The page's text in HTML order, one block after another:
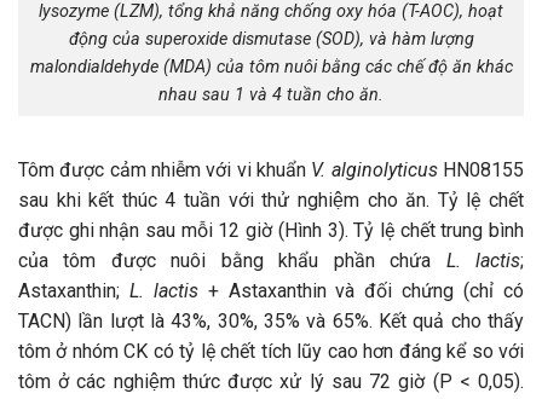
lysozyme (LZM), tổng khả năng chống oxy hóa (T-AOC), hoạt
động của superoxide dismutase (SOD), và hàm lượng
malondialdehyde (MDA) của tôm nuôi bằng các chế độ ăn khác
nhau sau 1 và 4 tuần cho ăn.
Tôm được cảm nhiễm với vi khuẩn V. alginolyticusHN08155
sau khi kết thúc 4 tuần với thử nghiệm cho ăn. Tỷ lệ chết
được ghi nhận sau mỗi 12 giờ (Hình 3). Tỷ lệ chết trung bình
của tôm được nuôi bằng khẩu phần chứa L. lactis;
Astaxanthin; L. lactis+ Astaxanthin và đối chứng (chỉ có
TACN) lần lượt là 43%, 30%, 35% và 65%. Kết quả cho thấy
tôm ở nhóm CK có tỷ lệ chết tích lũy cao hơn đáng kể so với
tôm ở các nghiệm thức được xử lý sau 72 giờ (P < 0,05).